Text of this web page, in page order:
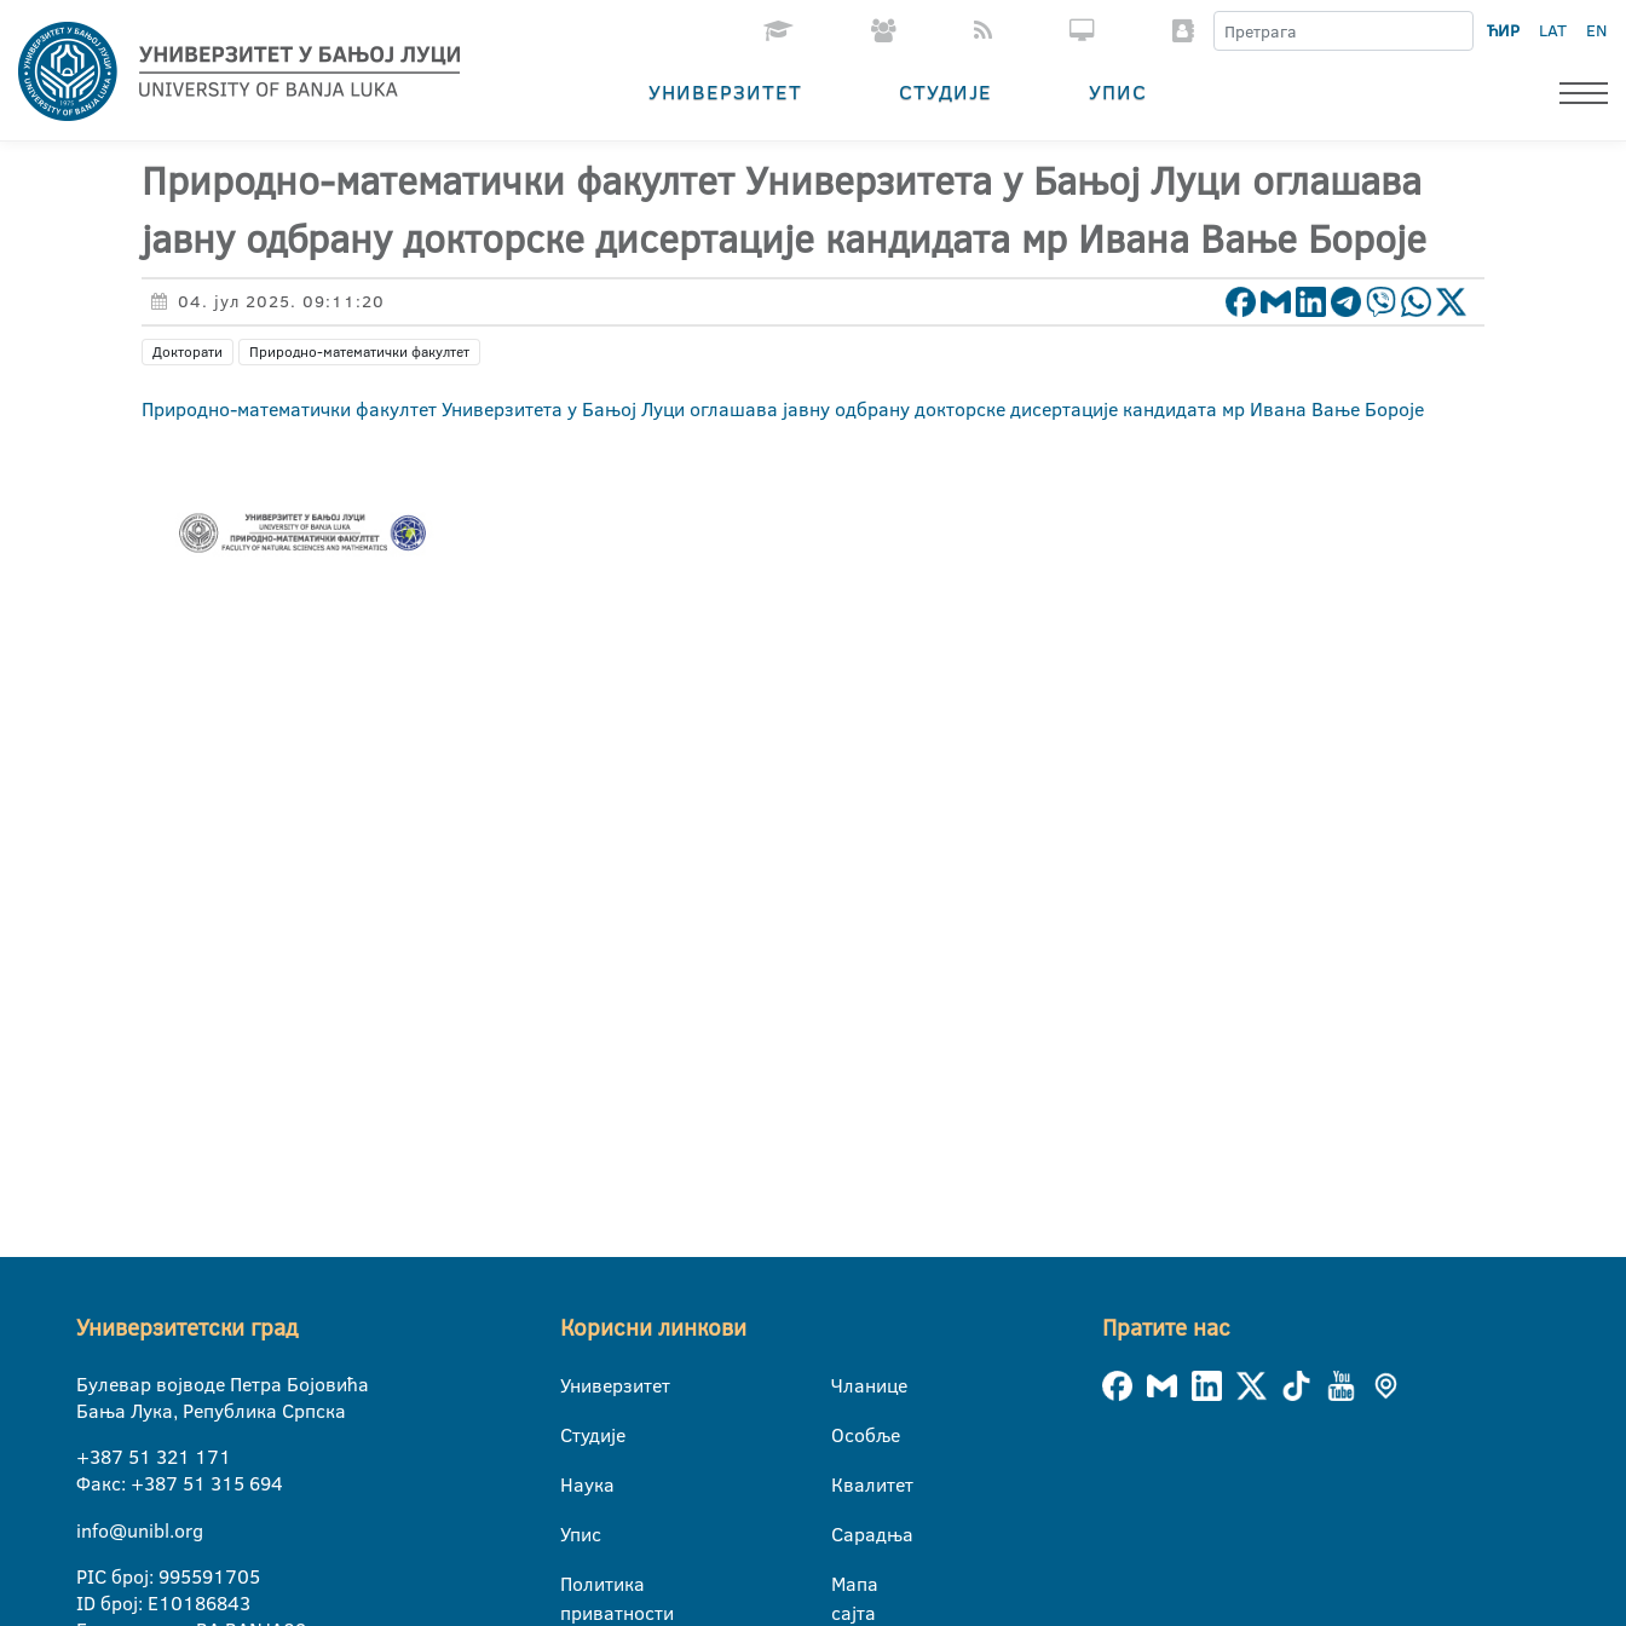
ЋИР LAT EN
УНИВЕРЗИТЕТ СТУДИЈЕ УПИС
Природно-математички факултет Универзитета у Бањој Луци оглашава
јавну одбрану докторске дисертације кандидата мр Ивана Вање Бороје
04. јул 2025. 09:11:20
Докторати Природно-математички факултет
Природно-математички факултет Универзитета у Бањој Луци оглашава јавну одбрану докторске дисертације кандидата мр Ивана Вање Бороје
Универзитетски град
Булевар војводе Петра Бојовића
Бања Лука, Република Српска
+387 51 321 171
Факс: +387 51 315 694
info@unibl.org
PIC број: 995591705
ID број: E10186843
Корисни линкови
Универзитет
Студије
Наука
Упис
Политика
приватности
Чланице
Особље
Квалитет
Сарадња
Мапа
сајта
Пратите нас